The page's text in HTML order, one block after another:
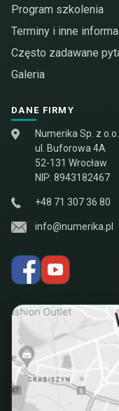
Program szkolenia
Terminy i inne
Często zadawane
Galeria
DANE FIRMY
Numerika Sp. z o.o.
ul. Buforowa 4A
52-131 Wrocław
NIP: 8943182467
+48 71 307 36 80
info@numerika.pl